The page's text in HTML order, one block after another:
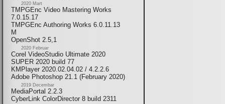
2020 Mart
TMPGEnc Video Mastering Works
7.0.15.17
TMPGEnc Authoring Works 6.0.11.13
M
OpenShot 2.5,1
2020 Februar
Corel VideoStudio Ultimate 2020
SUPER 2020 build 77
KMPlayer 2020.02.04.02 / 4.2.2.6
Adobe Photoshop 21.1 (February 2020)
2019 Decembar
MediaPortal 2.2.3
CyberLink ColorDirector 8 build 2311